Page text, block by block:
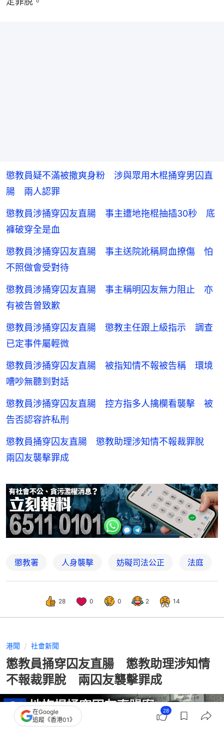
懲教員疑不滿被撒爽身粉 涉與眾用木棍捅穿男囚直
腸 兩人認罪
懲教員涉捅穿囚友直腸 事主遭地拖棍抽插30秒 底
褲破穿全是血
懲教員涉捅穿囚友直腸 事主送院訛稱屙血撩傷 怕
不照做會受對待
懲教員涉捅穿囚友直腸 事主稱明囚友無力阻止 亦
有被告曾致歉
懲教員涉捅穿囚友直腸 懲教主任跟上級指示 調查
已定事件屬輕微
懲教員涉捅穿囚友直腸 被指知情不報被告稱 環境
嘈吵無聽到對話
懲教員涉捅穿囚友直腸 控方指多人擒欄看襲擊 被
告否認容許私刑
懲教員捅穿囚友直腸 懲教助理涉知情不報裁罪脫
兩囚友襲擊罪成
懲教署 人身襲擊 妨礙司法公正 法庭
28 0 0 2 14
港聞 社會新聞
懲教員捅穿囚友直腸 懲教助理涉知情
不報裁罪脫 兩囚友襲擊罪成
在Google
追蹤《香港01》
28